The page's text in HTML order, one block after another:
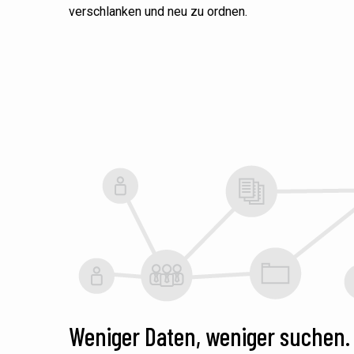
verschlanken und neu zu ordnen.
Weniger Daten, weniger suchen.